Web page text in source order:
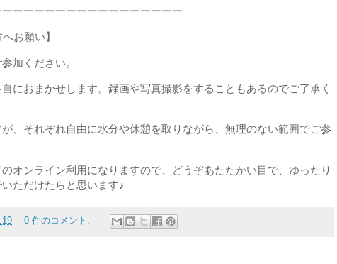
ーーーーーーーーーーーーーーーー
お願い】
加ください。
におまかせします。録画や写真撮影をすることもあるのでご了承く
が、それぞれ自由に水分や休憩を取りながら、無理のない範囲でご参
のオンライン利用になりますので、どうぞあたたかい目で、ゆったり
ただけたらと思います♪
0 件のコメント: